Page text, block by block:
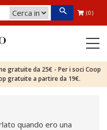
(0)
gratuite da 25€ - Per i soci Coop
gratuite a partire da 19€.
quando ero una